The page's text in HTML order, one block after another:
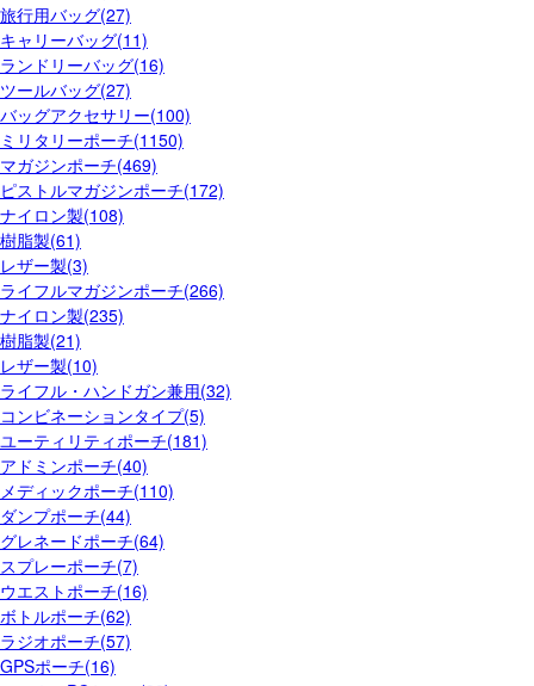
旅行用バッグ(27)
キャリーバッグ(11)
ランドリーバッグ(16)
ツールバッグ(27)
バッグアクセサリー(100)
ミリタリーポーチ(1150)
マガジンポーチ(469)
ピストルマガジンポーチ(172)
ナイロン製(108)
樹脂製(61)
レザー製(3)
ライフルマガジンポーチ(266)
ナイロン製(235)
樹脂製(21)
レザー製(10)
ライフル・ハンドガン兼用(32)
コンビネーションタイプ(5)
ユーティリティポーチ(181)
アドミンポーチ(40)
メディックポーチ(110)
ダンプポーチ(44)
グレネードポーチ(64)
スプレーポーチ(7)
ウエストポーチ(16)
ボトルポーチ(62)
ラジオポーチ(57)
GPSポーチ(16)